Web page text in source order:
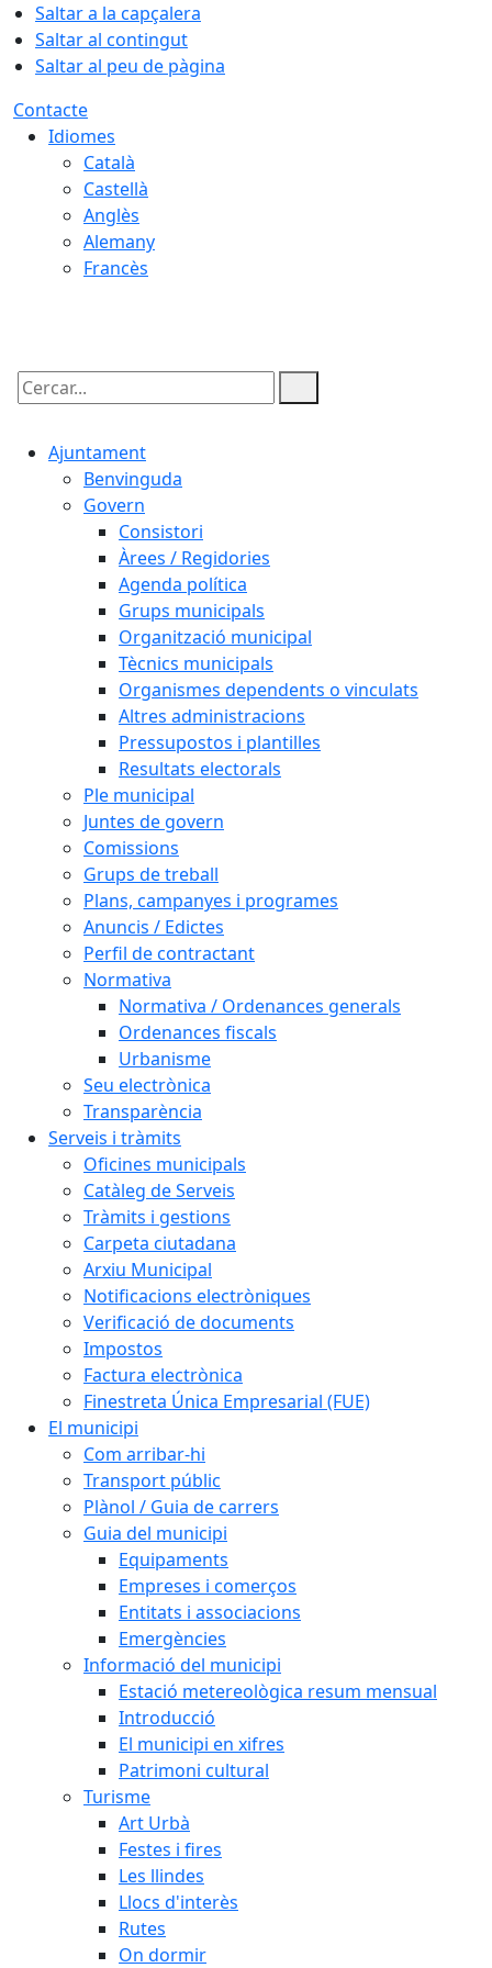
Saltar a la capçalera
Saltar al contingut
Saltar al peu de pàgina
Contacte
Idiomes
Català
Castellà
Anglès
Alemany
Francès
Cercar:
Ajuntament
Benvinguda
Govern
Consistori
Àrees / Regidories
Agenda política
Grups municipals
Organització municipal
Tècnics municipals
Organismes dependents o vinculats
Altres administracions
Pressupostos i plantilles
Resultats electorals
Ple municipal
Juntes de govern
Comissions
Grups de treball
Plans, campanyes i programes
Anuncis / Edictes
Perfil de contractant
Normativa
Normativa / Ordenances generals
Ordenances fiscals
Urbanisme
Seu electrònica
Transparència
Serveis i tràmits
Oficines municipals
Catàleg de Serveis
Tràmits i gestions
Carpeta ciutadana
Arxiu Municipal
Notificacions electròniques
Verificació de documents
Impostos
Factura electrònica
Finestreta Única Empresarial (FUE)
El municipi
Com arribar-hi
Transport públic
Plànol / Guia de carrers
Guia del municipi
Equipaments
Empreses i comerços
Entitats i associacions
Emergències
Informació del municipi
Estació metereològica resum mensual
Introducció
El municipi en xifres
Patrimoni cultural
Turisme
Art Urbà
Festes i fires
Les llindes
Llocs d'interès
Rutes
On dormir